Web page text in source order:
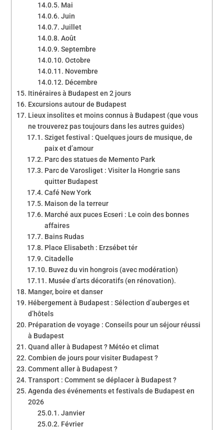
Mai
Juin
Juillet
Août
Septembre
Octobre
Novembre
Décembre
Itinéraires à Budapest en 2 jours
Excursions autour de Budapest
Lieux insolites et moins connus à Budapest (que vous
ne trouverez pas toujours dans les autres guides)
Sziget festival : Quelques jours de musique, de
paix et d’amour
Parc des statues de Memento Park
Parc de Varosliget : Visiter la Hongrie sans
quitter Budapest
Café New York
Maison de la terreur
Marché aux puces Ecseri : Le coin des bonnes
affaires
Bains Rudas
Place Elisabeth : Erzsébet tér
Citadelle
Buvez du vin hongrois (avec modération)
Musée d’arts décoratifs (en rénovation).
Manger, boire et danser
Hébergement à Budapest : Sélection d’auberges et
d’hôtels
Préparation de voyage : Conseils pour un séjour réussi
à Budapest
Quand aller à Budapest ? Météo et climat
Combien de jours pour visiter Budapest ?
Comment aller à Budapest ?
Transport : Comment se déplacer à Budapest ?
Agenda des événements et festivals de Budapest en
2026
Janvier
Février